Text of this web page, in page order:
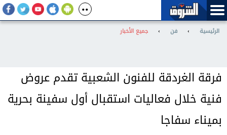
الرئيسية › فن › جميع الأخبار
فرقة الغردقة للفنون الشعبية تقدم عروض
فنية خلال فعاليات استقبال أول سفينة بحرية
بميناء سفاجا